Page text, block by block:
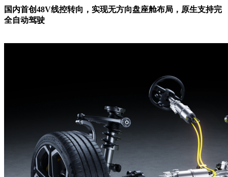
国内首创48V线控转向，实现无方向盘座舱布局，原生支持完
全自动驾驶